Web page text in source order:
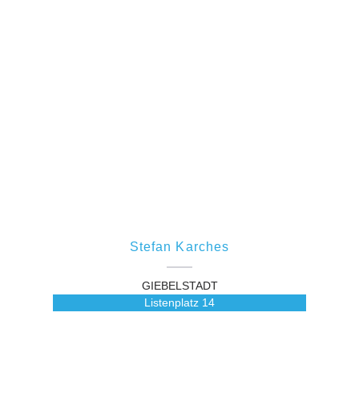
Stefan Karches
GIEBELSTADT
Listenplatz 14